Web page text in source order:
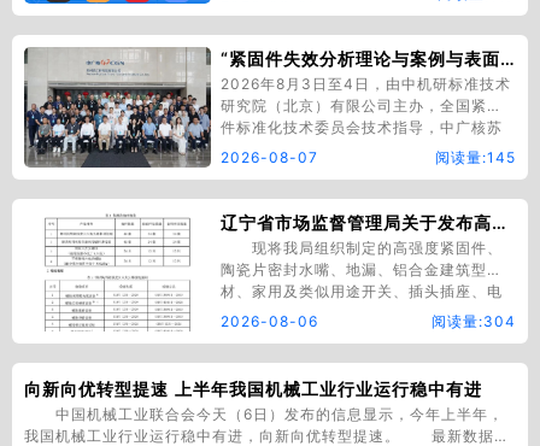
新媒体营销解决方案，赋能品牌价值升
务：从视频拍摄、后期剪辑、多平台发布
到国内外社媒推广的一站式服务● 专业制
作：由行…
“紧固件失效分析理论与案例与表面处理环保工艺及质量控制”联合培训在苏州成功举办
2026年8月3日至4日，由中机研标准技术
研究院（北京）有限公司主办，全国紧固
件标准化技术委员会技术指导，中广核苏
州热工研究院有限公司承办的“紧固件失效
分析理论与案例与表面处理环保工艺及质
国紧固件制造、核电、风电、轨道交通、
航空航天等领域企业及科研院所、检测机
2026-08-07 阅读量:145
辽宁省市场监督管理局关于发布高强度紧固件等24种产品质量监督抽查实施细则的通告
现将我局组织制定的高强度紧固件、
陶瓷片密封水嘴、地漏、铝合金建筑型
材、家用及类似用途开关、插头插座、电
动机、混凝土路面砖、建筑用砂、混凝土
外加剂、消火栓、消防水枪、消防接口、
车和电动轻便摩托车用蓄电池、户外燃气
燃烧器具、储热式电热暖手（脚）器、打
印机、计算机及…
2026-08-06 阅读量:304
向新向优转型提速 上半年我国机械工业行业运行稳中有进
中国机械工业联合会今天（6日）发布的信息显示，今年上半年，
我国机械工业行业运行稳中有进，向新向优转型提速。 最新数据显